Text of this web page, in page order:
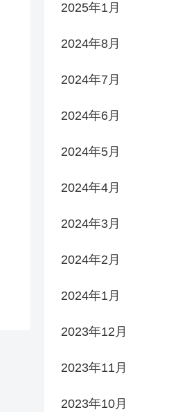
2025年1月
2024年8月
2024年7月
2024年6月
2024年5月
2024年4月
2024年3月
2024年2月
2024年1月
2023年12月
2023年11月
2023年10月